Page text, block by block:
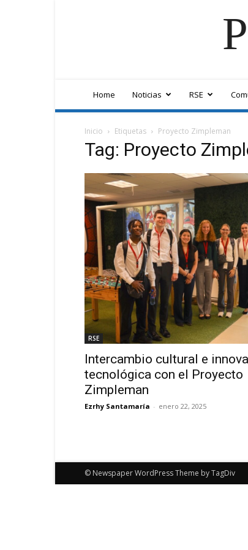
Home Noticias RSE
Inicio Etiquetas Proyecto Zimpleman
Tag: Proyecto
RSE
Intercambio cultural e
tecnológica con el Proyecto
Zimpleman
Ezrhy Santamaría - enero 22, 2025
© Newspaper WordPress Theme by TagDiv